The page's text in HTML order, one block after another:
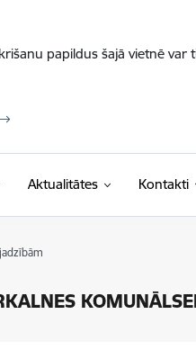
papildus šajā vietnē
Aktualitātes Kontakti